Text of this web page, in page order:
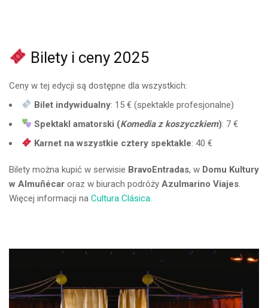
Bilety i ceny 2025
Ceny w tej edycji są dostępne dla wszystkich:
Bilet indywidualny: 15 € (spektakle profesjonalne)
Spektakl amatorski (Komedia z koszyczkiem): 7 €
Karnet na wszystkie cztery spektakle: 40 €
Bilety można kupić w serwisie BravoEntradas, w Domu Kultury
w Almuñécar oraz w biurach podróży Azulmarino Viajes.
Więcej informacji na Cultura Clásica.